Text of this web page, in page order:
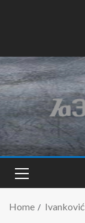
Home Ivanković